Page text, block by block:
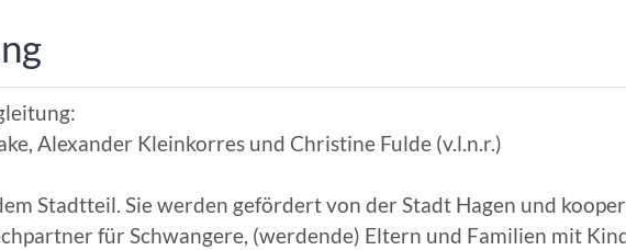
Alexander Kleinkorres und Christine Fulde (v.l.n.r.)
Stadtteil. Sie werden gefördert von der Stadt Hagen und
für Schwangere, (werdende) Eltern und Familien mit